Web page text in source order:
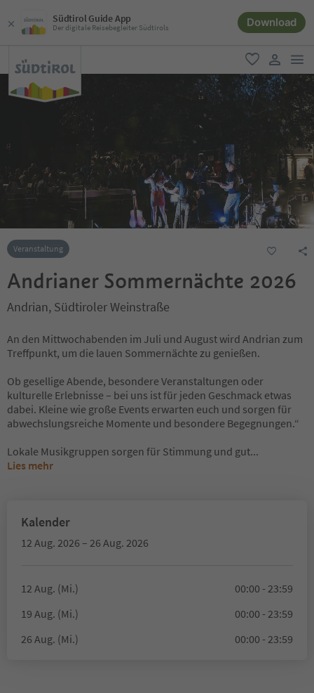
Südtirol Guide App
Der digitale Reisebegleiter Südtirols Download
favorit
user link
Veranstaltung
Andrianer Sommernächte 2026
Andrian, Südtiroler Weinstraße
An den Mittwochabenden im Juli und August wird Andrian zum
Treffpunkt, um die lauen Sommernächte zu genießen.
Ob gesellige Abende, besondere Veranstaltungen oder
kulturelle Erlebnisse – bei uns ist für jeden Geschmack etwas
dabei. Kleine wie große Events erwarten euch und sorgen für
abwechslungsreiche Momente und besondere Begegnungen.“
Lokale Musikgruppen sorgen für Stimmung und gut...
Lies mehr
Kalender
12 Aug. 2026 – 26 Aug. 2026
12 Aug. (Mi.)
00:00 - 23:59
19 Aug. (Mi.)
00:00 - 23:59
26 Aug. (Mi.)
00:00 - 23:59